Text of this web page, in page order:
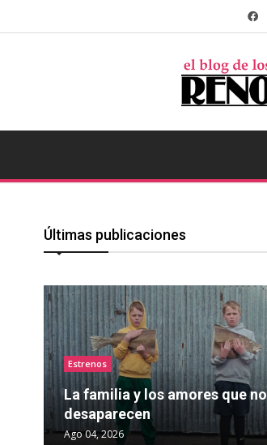
Últimas publicaciones
Estrenos
La familia y los amores que no
desaparecen
Ago 04, 2026